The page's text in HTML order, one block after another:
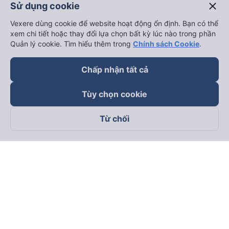
Theo dõi chúng tôi trên
Sử dụng cookie close
Vexere dùng cookie để website hoạt động ổn định. Bạn có thể
xem chi tiết hoặc thay đổi lựa chọn bất kỳ lúc nào trong phần
Quản lý cookie. Tìm hiểu thêm trong Chính sách Cookie.
Chấp nhận tất cả
Tùy chọn cookie
Từ chối